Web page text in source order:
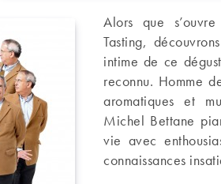
Alors que
Tasting,
intime de ce
reconnu. Homme
aromatiques et
Michel Bettane
vie avec
connaissances